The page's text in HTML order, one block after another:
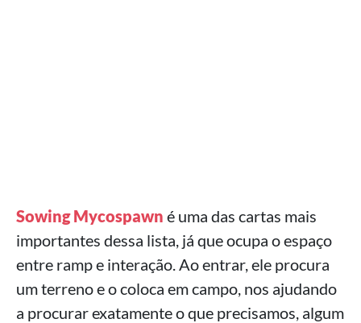
Sowing Mycospawn é uma das cartas mais
importantes dessa lista, já que ocupa o espaço
entre ramp e interação. Ao entrar, ele procura
um terreno e o coloca em campo, nos ajudando
a procurar exatamente o que precisamos, algum